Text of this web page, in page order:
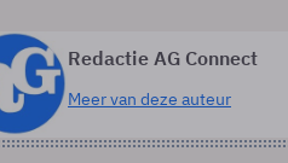
Redactie AG Connect
Meer van deze auteur